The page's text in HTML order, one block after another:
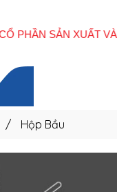
/ Hộp Bầu